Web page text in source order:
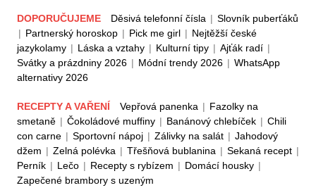
DOPORUČUJEME Děsivá telefonní čísla | Slovník puberťáků
| Partnerský horoskop | Pick me girl | Nejtěžší české
jazykolamy | Láska a vztahy | Kulturní tipy | Ajťák radí |
Svátky a prázdniny 2026 | Módní trendy 2026 | WhatsApp
alternativy 2026
RECEPTY A VAŘENÍ Vepřová panenka | Fazolky na
smetaně | Čokoládové muffiny | Banánový chlebíček | Chili
con carne | Sportovní nápoj | Zálivky na salát | Jahodový
džem | Zelná polévka | Třešňová bublanina | Sekaná recept |
Perník | Lečo | Recepty s rybízem | Domácí housky |
Zapečené brambory s uzeným